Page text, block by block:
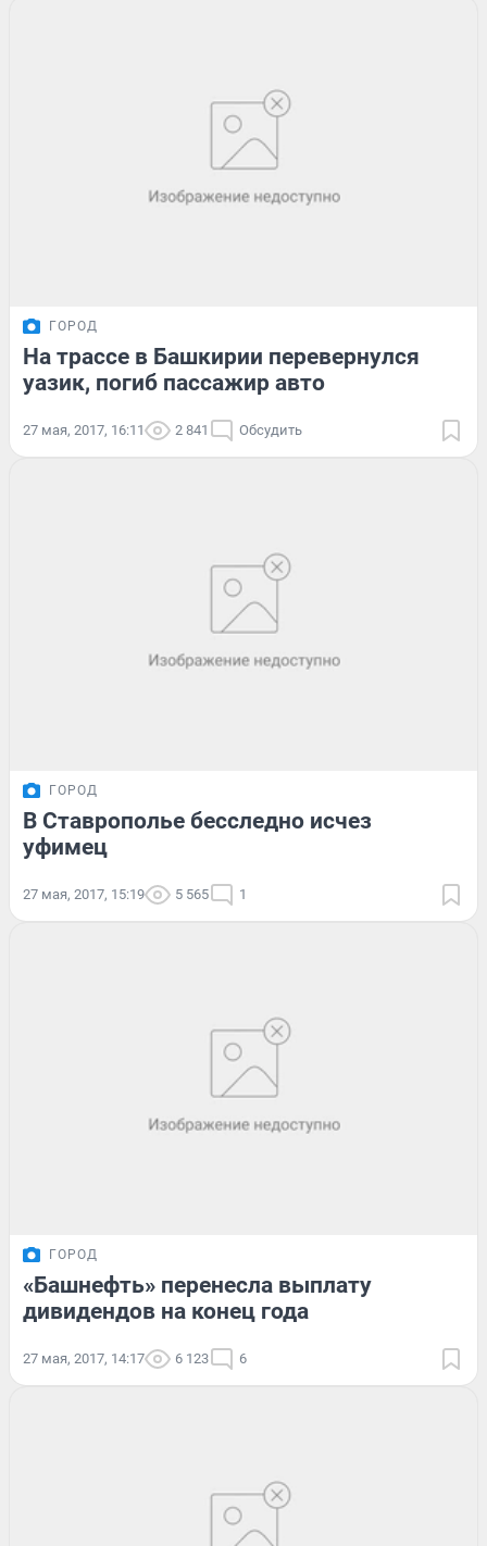
ГОРОД
На трассе в Башкирии перевернулся
уазик, погиб пассажир авто
27 мая, 2017, 16:11 2 841 Обсудить
ГОРОД
В Ставрополье бесследно исчез
уфимец
27 мая, 2017, 15:19 5 565 1
ГОРОД
«Башнефть» перенесла выплату
дивидендов на конец года
27 мая, 2017, 14:17 6 123 6